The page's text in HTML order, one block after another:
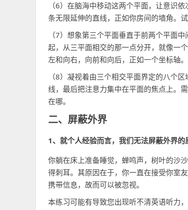
（6）在脑海中移动这两个平面，让意识
条无限延伸的直线，正如你房间的墙角。
（7）想象第三个平面垂直于前两个平面
起，从三平面相交的那一点分开，就像一
左和向右，向前和向后，正如一个坐标轴。
（8）凝视着由三个相交平面界定的八个
线，最后把注意力集中在平面的焦点上。
在哪。
二、屏蔽外界
1、就个人经验而言，我们无法屏蔽外界的
你躺在床上准备睡觉，蝉鸣声，树叶的沙
得刺耳。其原因在于，你一直在接受你室
携带信息，故而可以被忽视。
本练习可能有导致您出现听不清英语听力